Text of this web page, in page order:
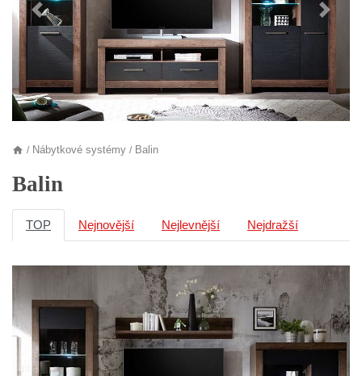
Předchozí Další
/ Nábytkové systémy / Balin
Balin
TOP Nejnovější Nejlevnější Nejdražší